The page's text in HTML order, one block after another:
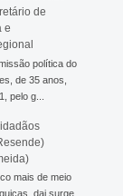
de
e
política do
de 35 anos,
pelo g...
mais de meio
dai surge